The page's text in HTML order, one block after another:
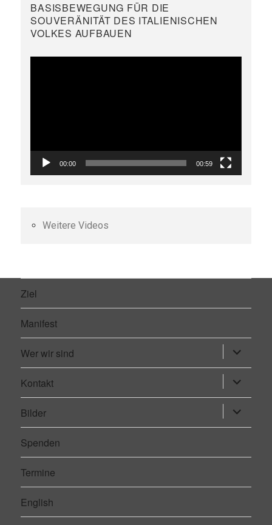
BASISBEWEGUNG FÜR DIE
SOUVERÄNITÄT DES ITALIENISCHEN
VOLKES AUFBAUEN
00:00 00:59
Weitere Videos
Ziel
Manifest
Wer wir sind
öffnen
Kontakt
öffnen
Bilder
öffnen
Spenden
Termine
English